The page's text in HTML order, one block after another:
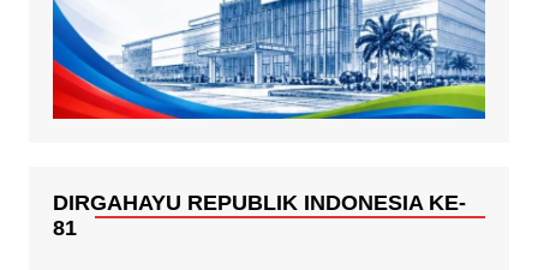
DIRGAHAYU REPUBLIK INDONESIA KE-
81